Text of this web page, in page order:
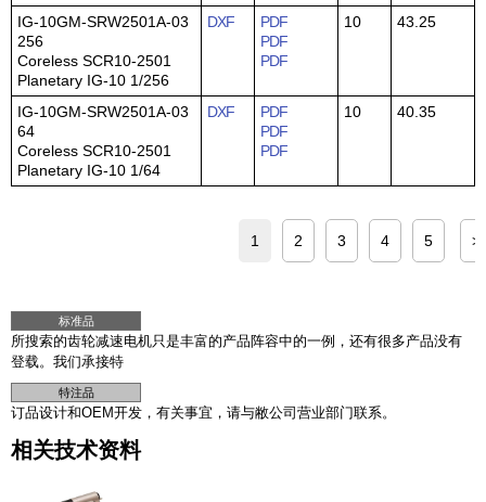
IG-10GM-SRW2501A-03
256
Coreless SCR10-2501
Planetary IG-10 1/256
DXF
PDF
PDF
PDF
10 43.25
IG-10GM-SRW2501A-03
64
Coreless SCR10-2501
Planetary IG-10 1/64
DXF
PDF
PDF
PDF
10 40.35
1 2 3 4 5 >
标准品
所搜索的齿轮减速电机只是丰富的产品阵容中的一例，还有很多产品没有
登载。我们承接特
特注品
订品设计和OEM开发，有关事宜，请与敝公司营业部门联系。
相关技术资料